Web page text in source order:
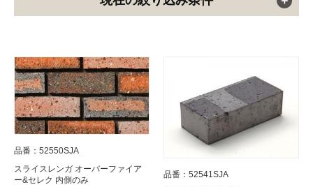
品番：52550SJA
スライスレンガ オーバーファイア
ー&セレク 内側のみ
品番：52541SJA